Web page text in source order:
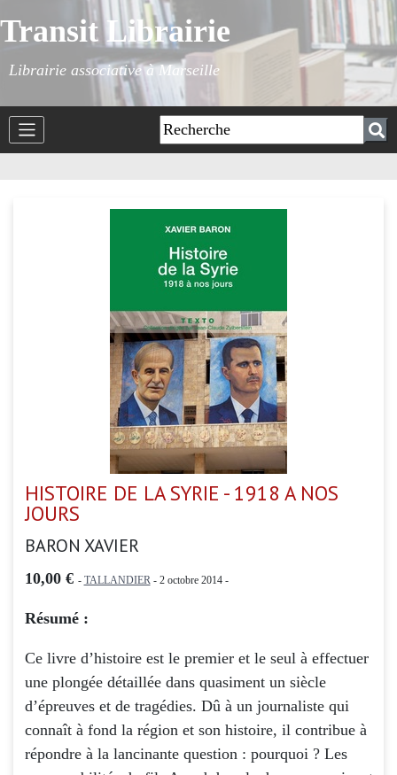
Transit Librairie
Librairie associative à Marseille
HISTOIRE DE LA SYRIE - 1918 A NOS
JOURS
BARON XAVIER
10,00 € - TALLANDIER- 2 octobre 2014 -
Résumé :
Ce livre d’histoire est le premier et le seul à effectuer
une plongée détaillée dans quasiment un siècle
d’épreuves et de tragédies. Dû à un journaliste qui
connaît à fond la région et son histoire, il contribue à
répondre à la lancinante question : pourquoi ? Les